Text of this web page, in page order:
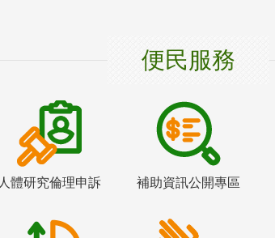
便民服務
人體研究倫理申訴 補助資訊公開專區